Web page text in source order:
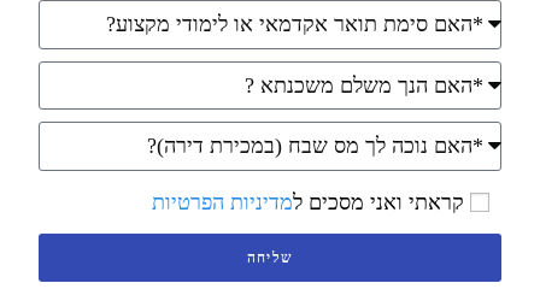
קראתי ואני מסכים למדיניות הפרטיות
שליחה